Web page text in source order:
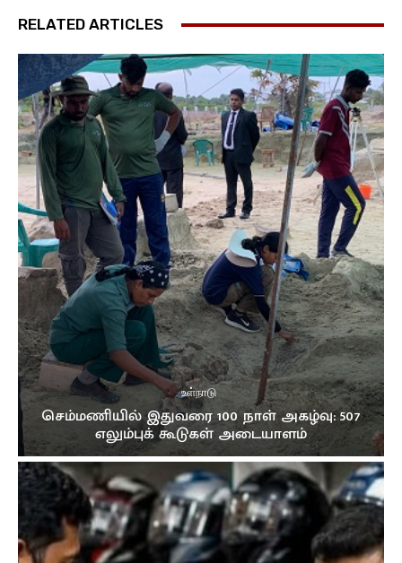
RELATED ARTICLES
உள்நாடு
செம்மணியில் இதுவரை 100 நாள் அகழ்வு: 507
எலும்புக் கூடுகள் அடையாளம்